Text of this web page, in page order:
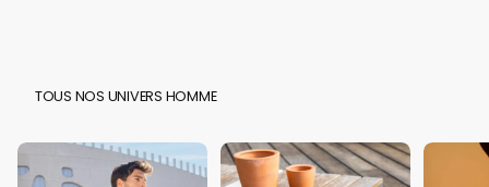
TOUS NOS UNIVERS HOMME